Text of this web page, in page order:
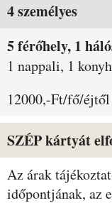
4 személyes
5 férőhely, 1
1 nappali, 1
12000,-Ft/fő/éjtől
SZÉP kártyát
Az árak
időpontjának, az